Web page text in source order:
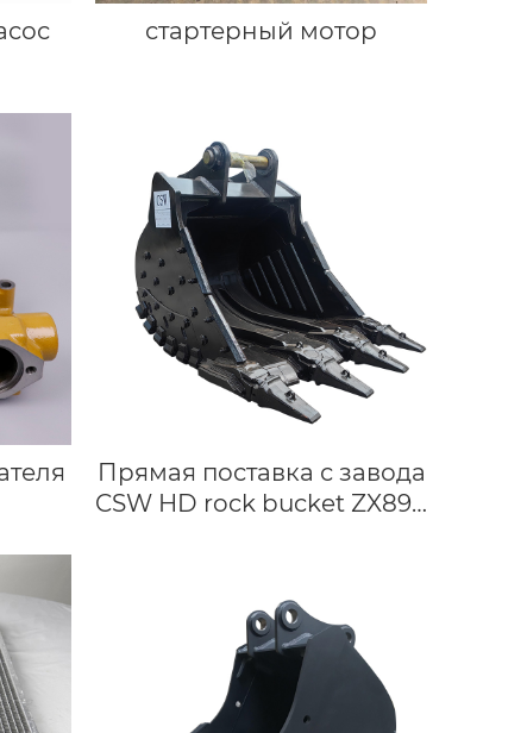
стартерный мотор
Прямая поставка с завода
CSW HD rock bucket ZX890
Большие Тяжелые ведра
для строительства, снос